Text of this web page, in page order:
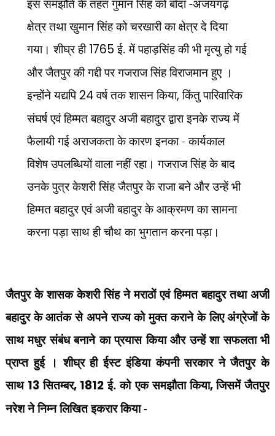
इस समझौते के तहत गुमान सिंह को बाँदा -अजयगढ़
क्षेत्र तथा खुमान सिंह को चरखारी का क्षेत्र दे दिया
गया। शीघ्र ही 1765 ई. में पहाड़सिंह की भी मृत्यु हो गई
और जैतपुर की गद्दी पर गजराज सिंह विराजमान हुए ।
इन्होंने यद्यपि 24 वर्ष तक शासन किया,किंतु पारिवारिक
संघर्ष एवं हिम्मत बहादुर अजी बहादुर द्वारा इनके राज्य में
फैलायी गई अराजकता के कारण इनका - कार्यकाल
विशेष उपलब्धियों वाला नहीं रहा। गजराज सिंह के बाद
उनके पुत्र केशरी सिंह जैतपुर के राजा बने और उन्हें भी
हिम्मत बहादुर एवं अजी बहादुर के आक्रमण का सामना
करना पड़ा साथ ही चौथ का भुगतान करना पड़ा।
जैतपुर के शासक केशरी सिंह ने मराठों एवं हिम्मत बहादुर तथा अजी
बहादुर के आतंक से अपने राज्य को मुक्त कराने के लिए अंग्रेजों के
साथ मधुर संबंध बनाने का प्रयास किया और उन्हें शा सफलता भी
प्राप्त हुई । शीघ्र ही ईस्ट इंडिया कंपनी सरकार ने जैतपुर के
साथ 13 सितम्बर, 1812 ई. को एक समझौता किया,जिसमें जैतपुर
नरेश ने निम्न लिखित इकरार किया -